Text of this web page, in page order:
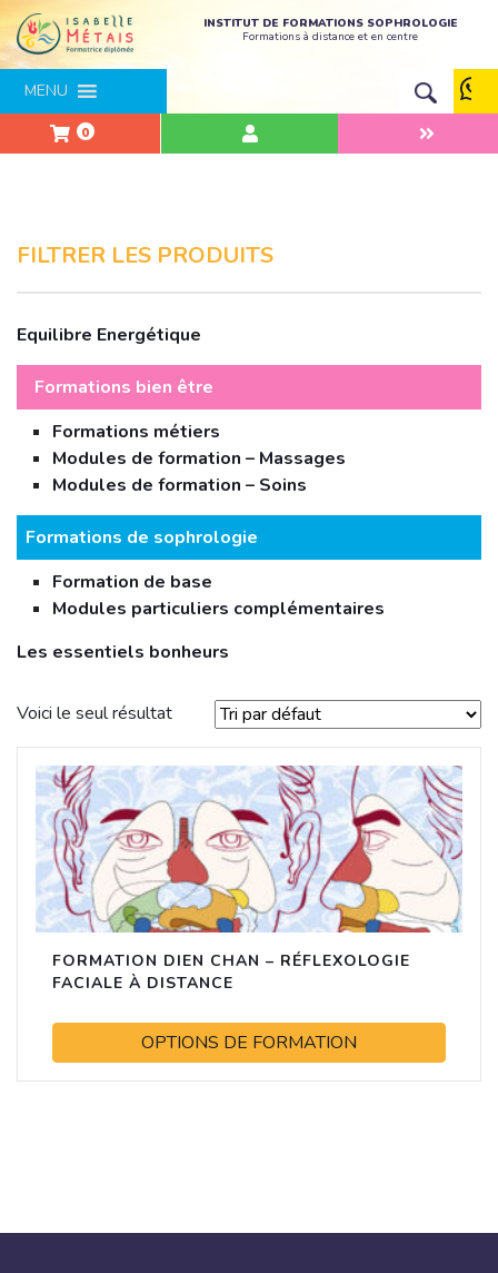
INSTITUT DE FORMATIONS SOPHROLOGIE
Formations à distance et en centre
MENU
0
FILTRER LES PRODUITS
Equilibre Energétique
Formations bien être
Formations métiers
Modules de formation – Massages
Modules de formation – Soins
Formations de sophrologie
Formation de base
Modules particuliers complémentaires
Les essentiels bonheurs
Voici le seul résultat
FORMATION DIEN CHAN – RÉFLEXOLOGIE
FACIALE À DISTANCE
OPTIONS DE FORMATION